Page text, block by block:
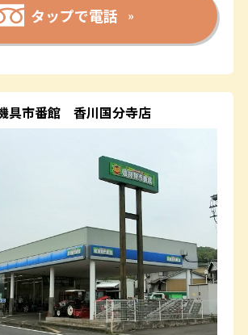
タップで電話
具市番館 香川国分寺店